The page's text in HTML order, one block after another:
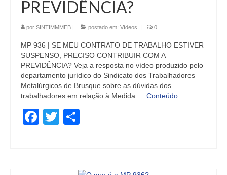
PREVIDÊNCIA?
por SINTIMMMEB | postado em: Vídeos | 0
MP 936 | SE MEU CONTRATO DE TRABALHO ESTIVER
SUSPENSO, PRECISO CONTRIBUIR COM A
PREVIDÊNCIA? Veja a resposta no vídeo produzido pelo
departamento jurídico do Sindicato dos Trabalhadores
Metalúrgicos de Brusque sobre as dúvidas dos
trabalhadores em relação à Medida … Conteúdo
Facebook
Twitter